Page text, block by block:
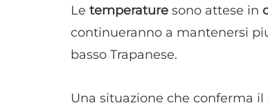
Le temperature sono attese in
continueranno a mantenersi
basso Trapanese.
Una situazione che conferma il